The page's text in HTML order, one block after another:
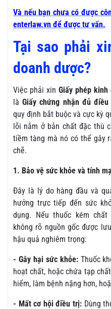
Và nếu bạn chưa có được
enterlaw.vn để được tư vấn.
Tại sao phải
doanh dược?
Việc phải xin Giấy phép kinh
làGiấy chứng nhận đủ
quy định bắt buộc và cực kỳ
lõi nằm ở bản chất đặc thù
tiềm tàng mà nó có thể gây
chẽ.
1. Bảo vệ sức khỏe và tính
Đây là lý do hàng đầu và
hưởng trực tiếp đến sức
dụng. Nếu thuốc kém
không rõ nguồn gốc được
hậu quả nghiêm trọng:
- Gây hại sức khỏe:Thuốc
hoạt chất, hoặc chứa tạp
hiểm, làm bệnh nặng hơn,
- Mất cơ hội điều trị:Dùng